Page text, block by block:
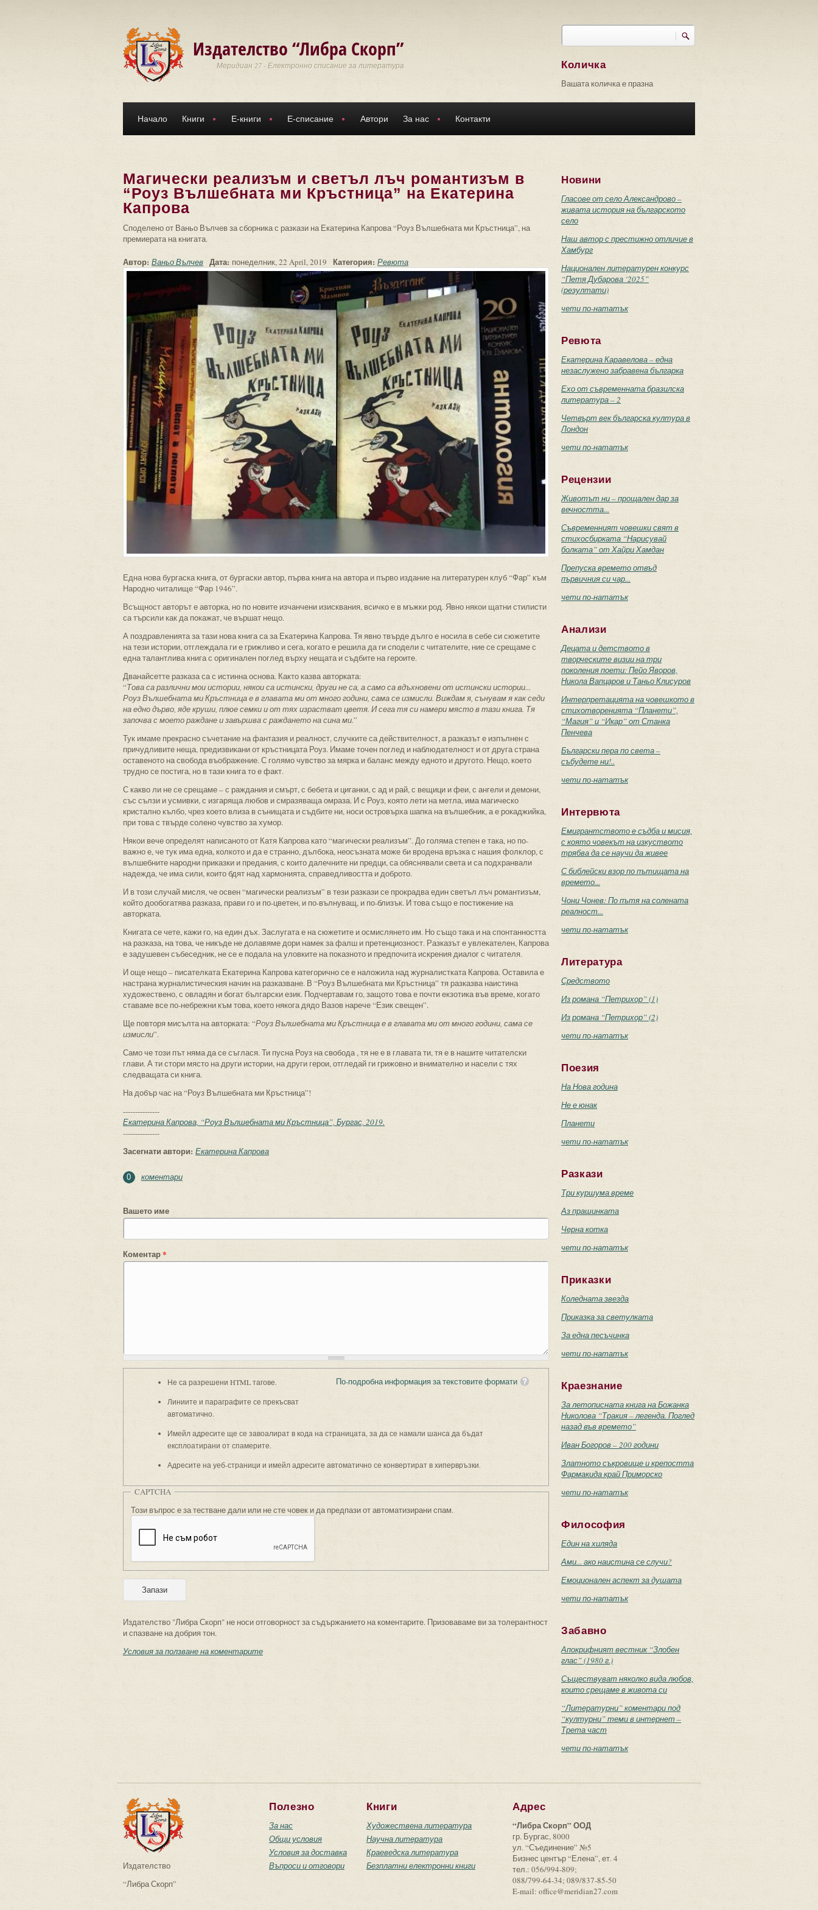
Издателство “Либра Скорп”
Меридиан 27 - Електронно списание за литература
Търси
Количка
Вашата количка е празна
Начало Книги Е-книги Е-списание Автори За нас Контакти
Магически реализъм и светъл лъч романтизъм в
“Роуз Вълшебната ми Кръстница” на Екатерина
Капрова
Споделено от Ваньо Вълчев за сборника с разкази на Екатерина Капрова “Роуз Вълшебната ми Кръстница”, на
премиерата на книгата.
Автор: Ваньо Вълчев Дата: понеделник, 22 April, 2019 Категория: Ревюта
Една нова бургаска книга, от бургаски автор, първа книга на автора и първо издание на литературен клуб “Фар” към
Народно читалище “Фар 1946”.
Всъщност авторът е авторка, но по новите изчанчени изисквания, всичко е в мъжки род. Явно някои щатни стилисти
са търсили как да покажат, че вършат нещо.
А поздравленията за тази нова книга са за Екатерина Капрова. Тя явно твърде дълго е носила в себе си сюжетите
на тези истории, отглеждала ги е грижливо и сега, когато е решила да ги сподели с читателите, ние се срещаме с
една талантлива книга с оригинален поглед върху нещата и съдбите на героите.
Дванайсетте разказа са с истинна основа. Както казва авторката:
“Това са различни мои истории, някои са истински, други не са, а само са вдъхновени от истински истории...
Роуз Вълшебната ми Кръстница е в главата ми от много години, сама се измисли. Виждам я, сънувам я как седи
на едно дърво, яде круши, плюе семки и от тях израстват цветя. И сега тя си намери място в тази книга. Тя
започва с моето раждане и завършва с раждането на сина ми.”
Тук имаме прекрасно съчетание на фантазия и реалност, случките са действителност, а разказът е изпълнен с
причудливите неща, предизвикани от кръстницата Роуз. Имаме точен поглед и наблюдателност и от друга страна
оставеното на свобода въображение. С голямо чувство за мярка и баланс между едното и другото. Нещо, което
трудно се постига, но в тази книга то е факт.
С какво ли не се срещаме – с раждания и смърт, с бебета и циганки, с ад и рай, с вещици и феи, с ангели и демони,
със сълзи и усмивки, с изгаряща любов и смразяваща омраза. И с Роуз, която лети на метла, има магическо
кристално кълбо, чрез което влиза в сънищата и съдбите ни, носи островърха шапка на вълшебник, а е рокаджийка,
при това с твърде солено чувство за хумор.
Някои вече определят написаното от Катя Капрова като “магически реализъм”. До голяма степен е така, но по-
важно е, че тук има една, колкото и да е странно, дълбока, неосъзната може би вродена връзка с нашия фолклор, с
вълшебните народни приказки и предания, с които далечните ни предци, са обяснявали света и са подхранвали
надежда, че има сили, които бдят над хармонията, справедливостта и доброто.
И в този случай мисля, че освен “магически реализъм” в тези разкази се прокрадва един светъл лъч романтизъм,
който дообогатява разказа, прави го и по-цветен, и по-вълнуващ, и по-близък. И това също е постижение на
авторката.
Книгата се чете, кажи го, на един дъх. Заслугата е на сюжетите и осмислянето им. Но също така и на спонтанността
на разказа, на това, че никъде не долавяме дори намек за фалш и претенциозност. Разказът е увлекателен, Капрова
е задушевен събеседник, не се е подала на уловките на показното и предпочита искрения диалог с читателя.
И още нещо – писателката Екатерина Капрова категорично се е наложила над журналистката Капрова. Оставила е
настрана журналистическия начин на разказване. В “Роуз Вълшебната ми Кръстница” тя разказва наистина
художествено, с овладян и богат български език. Подчертавам го, защото това е почти екзотика във време, когато
ставаме все по-небрежни към това, което някога дядо Вазов нарече “Език свещен”.
Ще повторя мисълта на авторката: “Роуз Вълшебната ми Кръстница е в главата ми от много години, сама се
измисли”.
Само че този път няма да се съглася. Ти пусна Роуз на свобода , тя не е в главата ти, тя е в нашите читателски
глави. А ти стори място на други истории, на други герои, отгледай ги грижовно и внимателно и насели с тях
следващата си книга.
На добър час на “Роуз Вълшебната ми Кръстница”!
---------------
Екатерина Капрова, “Роуз Вълшебната ми Кръстница”, Бургас, 2019.
---------------
Засегнати автори: Екатерина Капрова
0 коментари
Вашето име
Коментар*
По-подробна информация за текстовите формати
Не са разрешени HTML тагове.
Линиите и параграфите се прекъсват
автоматично.
Имейл адресите ще се завоалират в кода на страницата, за да се намали шанса да бъдат
експлоатирани от спамерите.
Адресите на уеб-страници и имейл адресите автоматично се конвертират в хипервръзки.
CAPTCHA
Този въпрос е за тестване дали или не сте човек и да предпази от автоматизирани спам.
Издателство "Либра Скорп" не носи отговорност за съдържанието на коментарите. Призоваваме ви за толерантност
и спазване на добрия тон.
Условия за ползване на коментарите
Новини
Гласове от село Александрово –
живата история на българското
село
Наш автор с престижно отличие в
Хамбург
Национален литературен конкурс
“Петя Дубарова ‘2025”
(резултати)
чети по-нататък
Ревюта
Екатерина Каравелова – една
незаслужено забравена българка
Ехо от съвременната бразилска
литература – 2
Четвърт век българска култура в
Лондон
чети по-нататък
Рецензии
Животът ни – прощален дар за
вечността...
Съвременният човешки свят в
стихосбирката “Нарисувай
болката” от Хайри Хамдан
Препуска времето отвъд
първичния си чар...
чети по-нататък
Анализи
Децата и детството в
творческите визии на три
поколения поети: Пейо Яворов,
Никола Вапцаров и Таньо Клисуров
Интерпретацията на човешкото в
стихотворенията “Планети”,
“Магия” и “Икар” от Станка
Пенчева
Български пера по света –
събудете ни!..
чети по-нататък
Интервюта
Емигрантството е съдба и мисия,
с която човекът на изкуството
трябва да се научи да живее
С библейски взор по пътищата на
времето...
Чони Чонев: По пътя на солената
реалност...
чети по-нататък
Литература
Средството
Из романа “Петрихор” (1)
Из романа “Петрихор” (2)
чети по-нататък
Поезия
На Нова година
Не е юнак
Планети
чети по-нататък
Разкази
Три куршума време
Аз прашинката
Черна котка
чети по-нататък
Приказки
Коледната звезда
Приказка за светулката
За една песъчинка
чети по-нататък
Краезнание
За летописната книга на Божанка
Николова “Тракия – легенда. Поглед
назад във времето”
Иван Богоров – 200 години
Златното съкровище и крепостта
Фармакида край Приморско
чети по-нататък
Философия
Един на хиляда
Ами... ако наистина се случи?
Емоционален аспект за душата
чети по-нататък
Забавно
Апокрифният вестник “Злобен
глас” (1980 г.)
Съществуват няколко вида любов,
които срещаме в живота си
“Литературни” коментари под
“културни” теми в интернет –
Трета част
чети по-нататък
Издателство
“Либра Скорп”
Полезно
За нас
Общи условия
Условия за доставка
Въпроси и отговори
Книги
Художествена литература
Научна литература
Краеведска литература
Безплатни електронни книги
Адрес
“Либра Скорп” ООД
гр. Бургас, 8000
ул. “Съединение” №5
Бизнес център “Елена”, ет. 4
тел.: 056/994-809;
088/799-64-34; 089/837-85-50
E-mail: office@meridian27.com